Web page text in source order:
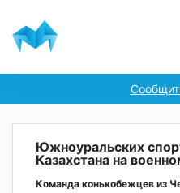
Южноуральских
Казахстана на
Команда конькобежцев из